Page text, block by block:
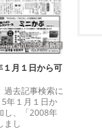
月１日から可
去記事検索に
年１月１日か
し、「2008年
まし